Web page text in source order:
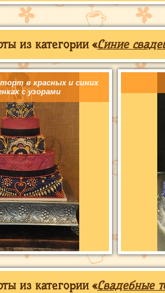
из категории «Синие
в красных и синих
с узорами
из категории «Свадебные